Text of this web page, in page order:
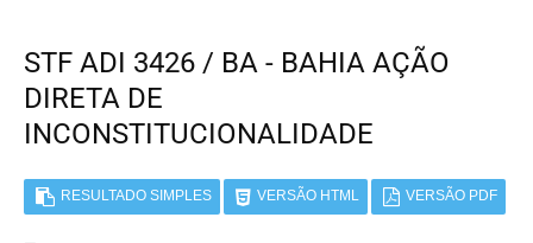
STF ADI 3426 / BA - BAHIA AÇÃO
DIRETA DE
INCONSTITUCIONALIDADE
RESULTADO SIMPLES VERSÃO HTML VERSÃO PDF